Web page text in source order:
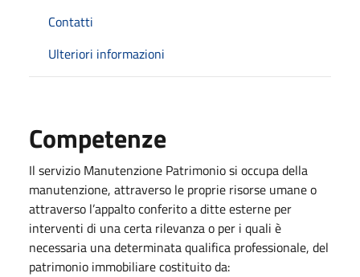
Contatti
Ulteriori informazioni
Competenze
Il servizio Manutenzione Patrimonio si occupa della
manutenzione, attraverso le proprie risorse umane o
attraverso l’appalto conferito a ditte esterne per
interventi di una certa rilevanza o per i quali è
necessaria una determinata qualifica professionale, del
patrimonio immobiliare costituito da: